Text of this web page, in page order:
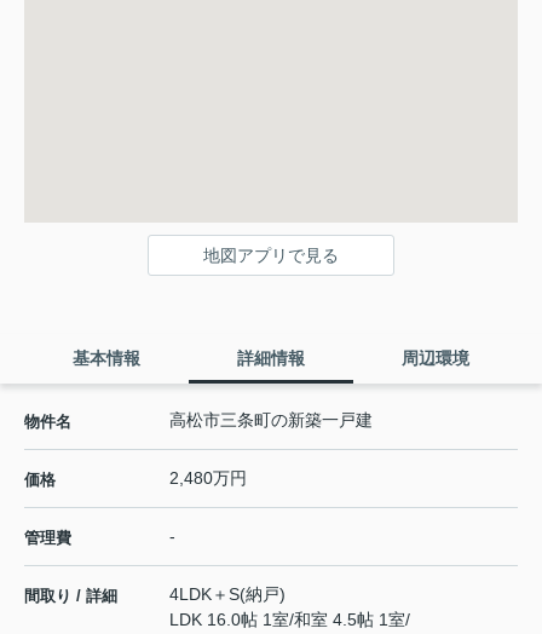
地図アプリで見る
基本情報 詳細情報 周辺環境
物件名 高松市三条町の新築一戸建
価格 2,480万円
管理費 -
間取り / 詳細
4LDK＋S(納戸)
LDK 16.0帖 1室/和室 4.5帖 1室/